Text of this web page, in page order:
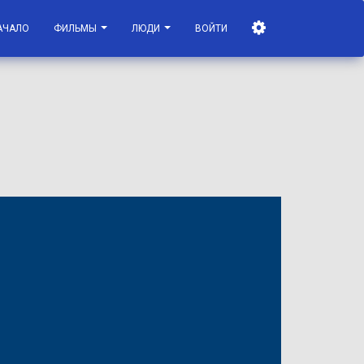
ФИЛЬМЫ ЛЮДИ ВОЙТИ